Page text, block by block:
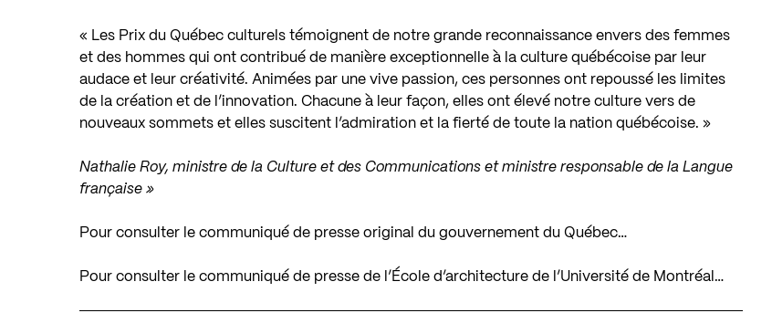
« Les Prix du Québec culturels témoignent de notre grande reconnaissance envers des femmes
et des hommes qui ont contribué de manière exceptionnelle à la culture québécoise par leur
audace et leur créativité. Animées par une vive passion, ces personnes ont repoussé les limites
de la création et de l’innovation. Chacune à leur façon, elles ont élevé notre culture vers de
nouveaux sommets et elles suscitent l’admiration et la fierté de toute la nation québécoise. »
Nathalie Roy, ministre de la Culture et des Communications et ministre responsable de la Langue
française »
Pour consulter le communiqué de presse original du gouvernement du Québec…
Pour consulter le communiqué de presse de l’École d’architecture de l’Université de Montréal…